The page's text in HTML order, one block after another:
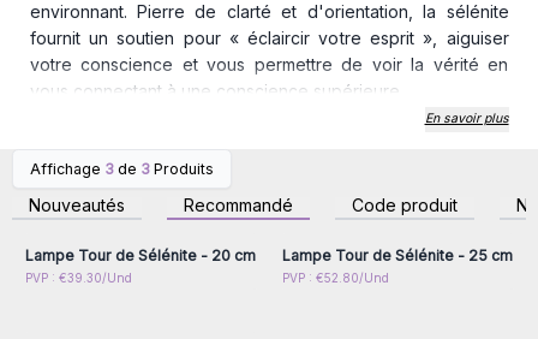
environnant. Pierre de clarté et d'orientation, la sélénite
fournit un soutien pour « éclaircir votre esprit », aiguiser
votre conscience et vous permettre de voir la vérité en
vous connectant à une conscience supérieure.
peuvent être
utilisées pour fournir une protection contre les énergies
négatives afin decréer un espace sûr et calme avec une
atmosphère paisible. La sélénite purifie les cristaux en
renouvelant leur énergie. La sélénite a également des
propriétés calmantes qui la rendentidéale pour la
méditation ou le travail spirituel
En savoir plus
Affichage 3 de 3 Produits
Nouveautés Recommandé Code produit
Connectez-vous ou
inscrivez-vous pour
accéder aux prix de gros
Lampe Tour de Sélénite - 20 cm
PVP : €39.30/Und
inscrivez-vous pour
accéder aux prix de gros
Lampe Tour de Sélénite - 25 cm
PVP : €52.80/Und
Connectez-vous ou